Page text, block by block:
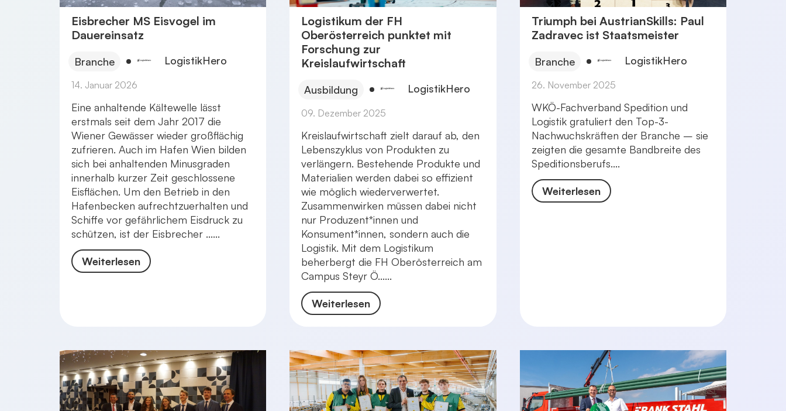
Eisbrecher MS Eisvogel im
Dauereinsatz
Branche LogistikHero
14. Januar 2026
Eine anhaltende Kältewelle lässt
erstmals seit dem Jahr 2017 die
Wiener Gewässer wieder großflächig
zufrieren. Auch im Hafen Wien bilden
sich bei anhaltenden Minusgraden
innerhalb kurzer Zeit geschlossene
Eisflächen. Um den Betrieb in den
Hafenbecken aufrechtzuerhalten und
Schiffe vor gefährlichem Eisdruck zu
schützen, ist der Eisbrecher ......
Weiterlesen
Logistikum der FH
Oberösterreich punktet mit
Forschung zur
Kreislaufwirtschaft
Ausbildung LogistikHero
09. Dezember 2025
Kreislaufwirtschaft zielt darauf ab, den
Lebenszyklus von Produkten zu
verlängern. Bestehende Produkte und
Materialien werden dabei so effizient
wie möglich wiederverwertet.
Zusammenwirken müssen dabei nicht
nur Produzent*innen und
Konsument*innen, sondern auch die
Logistik. Mit dem Logistikum
beherbergt die FH Oberösterreich am
Campus Steyr Ö......
Weiterlesen
Triumph bei AustrianSkills: Paul
Zadravec ist Staatsmeister
Branche LogistikHero
26. November 2025
WKÖ-Fachverband Spedition und
Logistik gratuliert den Top-3-
Nachwuchskräften der Branche – sie
zeigten die gesamte Bandbreite des
Speditionsberufs....
Weiterlesen